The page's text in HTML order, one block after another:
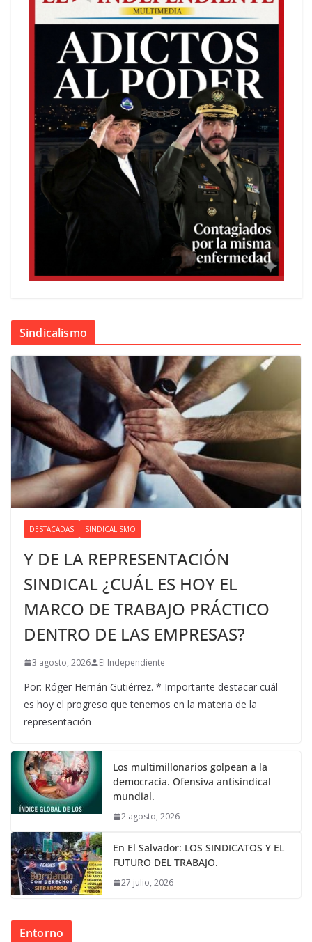
Sindicalismo
DESTACADAS SINDICALISMO
Y DE LA REPRESENTACIÓN
SINDICAL ¿CUÁL ES HOY EL
MARCO DE TRABAJO PRÁCTICO
DENTRO DE LAS EMPRESAS?
3 agosto, 2026 El Independiente
Por: Róger Hernán Gutiérrez. * Importante destacar cuál
es hoy el progreso que tenemos en la materia de la
representación
Los multimillonarios golpean a la
democracia. Ofensiva antisindical
mundial.
2 agosto, 2026
En El Salvador: LOS SINDICATOS Y EL
FUTURO DEL TRABAJO.
27 julio, 2026
Entorno